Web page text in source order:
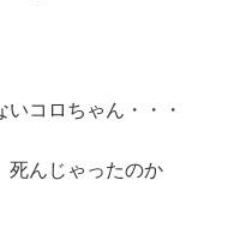
コロちゃん・・・
死んじゃったのか